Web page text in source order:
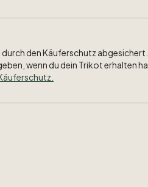
den Käuferschutz abgesichert.
wenn du dein Trikot erhalten